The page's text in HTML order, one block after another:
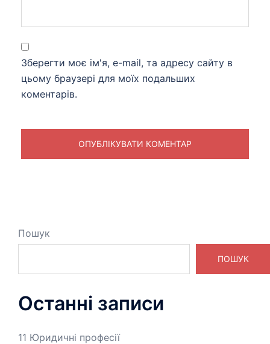
Зберегти моє ім'я, e-mail, та адресу сайту в
цьому браузері для моїх подальших
коментарів.
Пошук
ПОШУК
Останні записи
11 Юридичні професії